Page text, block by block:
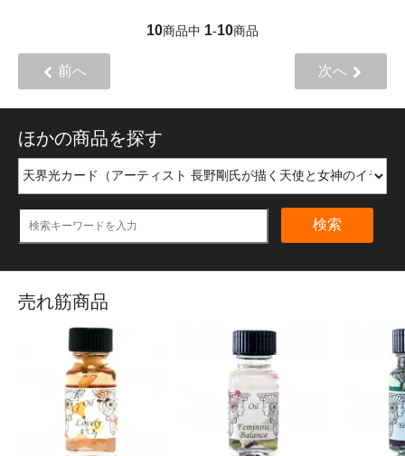
10商品中 1-10商品
前へ 次へ
ほかの商品を探す
検索
売れ筋商品